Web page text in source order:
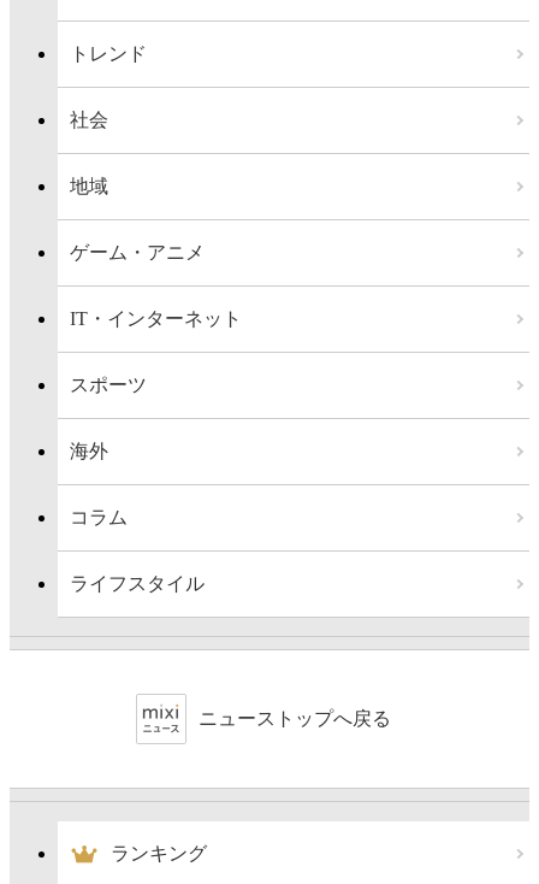
トレンド
社会
地域
ゲーム・アニメ
IT・インターネット
スポーツ
海外
コラム
ライフスタイル
ニューストップへ戻る
ランキング